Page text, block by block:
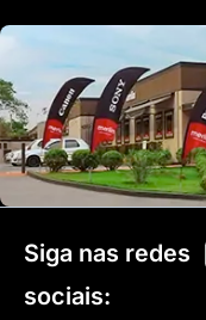
Siga nas redes
sociais: